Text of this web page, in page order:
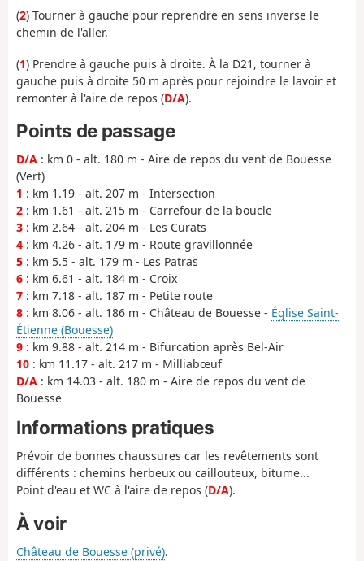
(2) Tourner à gauche pour reprendre en sens inverse le
chemin de l'aller.
(1) Prendre à gauche puis à droite. À la D21, tourner à
gauche puis à droite 50 m après pour rejoindre le lavoir et
remonter à l'aire de repos (D/A).
Points de passage
D/A : km 0 - alt. 180 m - Aire de repos du vent de Bouesse
(Vert)
1 : km 1.19 - alt. 207 m - Intersection
2 : km 1.61 - alt. 215 m - Carrefour de la boucle
3 : km 2.64 - alt. 204 m - Les Curats
4 : km 4.26 - alt. 179 m - Route gravillonnée
5 : km 5.5 - alt. 179 m - Les Patras
6 : km 6.61 - alt. 184 m - Croix
7 : km 7.18 - alt. 187 m - Petite route
8 : km 8.06 - alt. 186 m - Château de Bouesse - Église Saint-
Étienne (Bouesse)
9 : km 9.88 - alt. 214 m - Bifurcation après Bel-Air
10 : km 11.17 - alt. 217 m - Milliabœuf
D/A : km 14.03 - alt. 180 m - Aire de repos du vent de
Bouesse
Informations pratiques
Prévoir de bonnes chaussures car les revêtements sont
différents : chemins herbeux ou caillouteux, bitume...
Point d'eau et WC à l'aire de repos (D/A).
À voir
Château de Bouesse (privé).